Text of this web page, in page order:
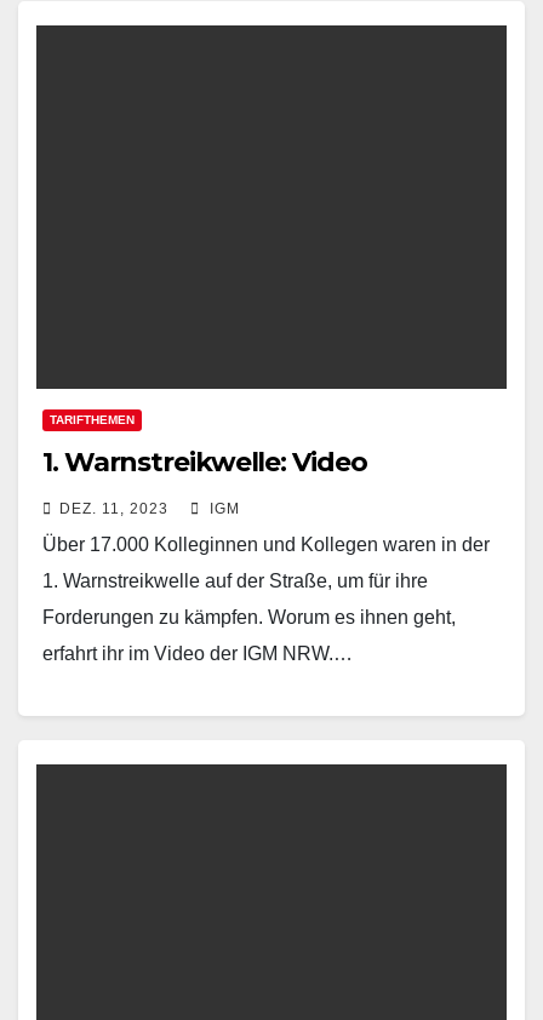
TARIFTHEMEN
1. Warnstreikwelle: Video
DEZ. 11, 2023 IGM
Über 17.000 Kolleginnen und Kollegen waren in der
1. Warnstreikwelle auf der Straße, um für ihre
Forderungen zu kämpfen. Worum es ihnen geht,
erfahrt ihr im Video der IGM NRW.…